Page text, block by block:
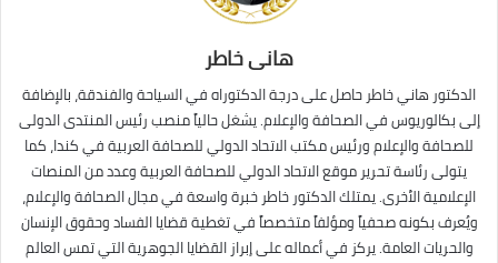
هانى خاطر
الدكتور هاني خاطر حاصل على درجة الدكتوراه في السياحة والفندقة، بالإضافة
إلى بكالوريوس في الصحافة والإعلام. يشغل حالياً منصب رئيس المنتدى الدولى
للصحافة والإعلام ورئيس مكتب الاتحاد الدولي للصحافة العربية في كندا، كما
يتولى رئاسة تحرير موقع الاتحاد الدولي للصحافة العربية وعدد من المنصات
الإعلامية الأخرى. يمتلك الدكتور خاطر خبرة واسعة في مجال الصحافة والإعلام،
ويُعرف بكونه صحفياً ومؤلفاً متخصصاً في تغطية قضايا الفساد وحقوق الإنسان
والحريات العامة. يركز في أعماله على إبراز القضايا الجوهرية التي تمس العالم